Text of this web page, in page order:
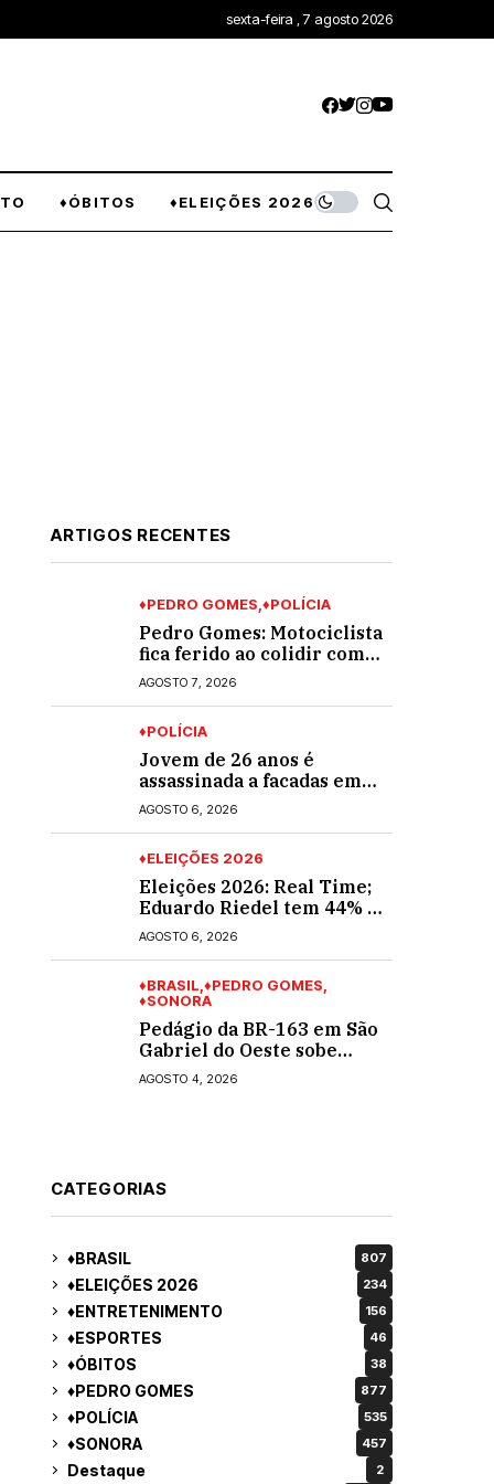
sexta-feira , 7 agosto 2026
♦ÓBITOS ♦ELEIÇÕES 2026
ARTIGOS RECENTES
♦PEDRO GOMES ♦POLÍCIA
Pedro Gomes: Motociclista
fica ferido ao colidir com
automóvel na Av. Diva
Araújo; ele não tinha CNH
AGOSTO 7, 2026
♦POLÍCIA
Jovem de 26 anos é
assassinada a facadas em
Rio Verde de Mato Grosso;
suspeito é procurado
AGOSTO 6, 2026
♦ELEIÇÕES 2026
Eleições 2026: Real Time;
Eduardo Riedel tem 44% e
Fábio Trad, 25%, no 1º
turno para o governo do
AGOSTO 6, 2026
♦BRASIL ♦PEDRO GOMES
♦SONORA
Pedágio da BR-163 em São
Gabriel do Oeste sobe
40,53% e passa a custar R$
10,70 a partir desta quarta-
AGOSTO 4, 2026
CATEGORIAS
♦BRASIL 807
♦ELEIÇÕES 2026 234
♦ENTRETENIMENTO 156
♦ESPORTES 46
♦ÓBITOS 38
♦PEDRO GOMES 877
♦POLÍCIA 535
♦SONORA 457
Destaque 2